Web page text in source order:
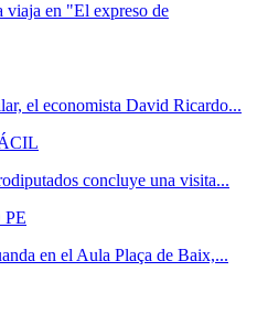
viaja en "El expreso de
el economista David Ricardo...
concluye una visita...
en el Aula Plaça de Baix,...